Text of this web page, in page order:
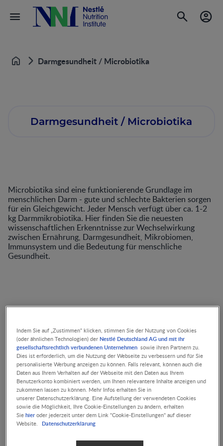
Home Darmgesundheit / Microbiotika
Darmgesundheit / Microbiotika
Microbiotika sind eine funktionierende Grundlage im
menschlichen Darm - gute und schlechte Bakterien sorgen
für ein Gleichgewicht. Jeder Mensch verfügt über ca. 1-2
kg Darmmikrobiotika. Hier finden Sie die neuesten
wissenschaftlichen Erkenntnisse zur Wechselwirkung
zwischen Ernährung, Darmgesundheit, Mikrobiomen,
Immunsystem und die Bedeutung für menschliche
Gesundheit.
VIDEOS
Allergieprävention –
Mikrobiom, Ernährung,
Allergenkontakt als
wichtige Einflussgrößen
Nicht gelistet
Indem Sie auf „Zustimmen“ klicken, stimmen Sie der Nutzung von Cookies
(oder ähnlichen Technologien) der Nestlé Deutschland AG und mit ihr
gesellschaftsrechtlich verbundenen Unternehmen sowie ihren Partnern zu.
Dies ist erforderlich, um die Nutzung der Webseite zu verbessern und für Sie
personalisierte Werbung anzeigen zu können. Falls relevant, können auch die
Daten aus Ihrem Verhalten auf der Webseite mit den Daten aus Ihrem
Benutzerkonto kombiniert werden, um Ihnen relevantere Inhalte anzeigen und
zukommen lassen zu können. Mehr Infos erhalten Sie in
unserer Datenschutzerklärung. Eine Aufstellung der verwendeten Cookies
sowie die Möglichkeit, Ihre Cookie-Einstellungen zu ändern, erhalten
Siehier oder jederzeit unter dem Link "Cookie-Einstellungen" auf dieser
Website.
Datenschutzerklärung